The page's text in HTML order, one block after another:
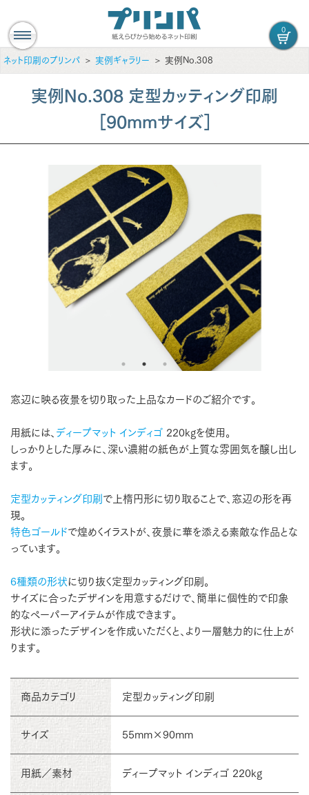
0
ネット印刷のプリンパ 実例ギャラリー 実例No.308
実例No.308 定型カッティング印刷
［90mmサイズ］
窓辺に映る夜景を切り取った上品なカードのご紹介です。
用紙には、 ディープマット インディゴ 220kgを使用。
しっかりとした厚みに、深い濃紺の紙色が上質な雰囲気を醸し出し
ます。
定型カッティング印刷 で上楕円形に切り取ることで、窓辺の形を再
現。
特色ゴールドで煌めくイラストが、夜景に華を添える素敵な作品とな
っています。
6種類の形状に切り抜く定型カッティング印刷。
サイズに合ったデザインを用意するだけで、簡単に個性的で印象
的なペーパーアイテムが作成できます。
形状に添ったデザインを作成いただくと、より一層魅力的に仕上が
ります。
商品カテゴリ 定型カッティング印刷
サイズ 55mm×90mm
用紙／素材 ディープマット インディゴ 220kg